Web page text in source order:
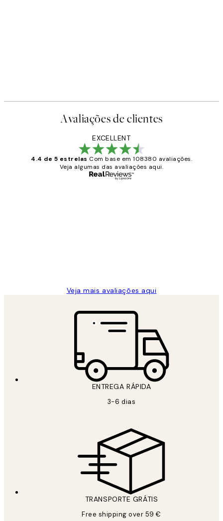
Avaliações de clientes
EXCELLENT
4.4 de 5 estrelas Com base em 108380 avaliações.
Veja algumas das avaliações aqui.
Veja mais avaliações aqui
ENTREGA RÁPIDA
3-6 dias
TRANSPORTE GRÁTIS
Free shipping over 59 €